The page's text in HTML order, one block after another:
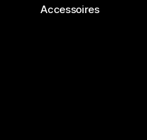
Accessoires